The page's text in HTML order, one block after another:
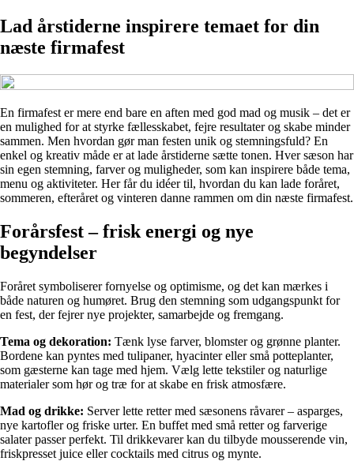
Lad årstiderne inspirere temaet for din
næste firmafest
En firmafest er mere end bare en aften med god mad og musik – det er
en mulighed for at styrke fællesskabet, fejre resultater og skabe minder
sammen. Men hvordan gør man festen unik og stemningsfuld? En
enkel og kreativ måde er at lade årstiderne sætte tonen. Hver sæson har
sin egen stemning, farver og muligheder, som kan inspirere både tema,
menu og aktiviteter. Her får du idéer til, hvordan du kan lade foråret,
sommeren, efteråret og vinteren danne rammen om din næste firmafest.
Forårsfest – frisk energi og nye
begyndelser
Foråret symboliserer fornyelse og optimisme, og det kan mærkes i
både naturen og humøret. Brug den stemning som udgangspunkt for
en fest, der fejrer nye projekter, samarbejde og fremgang.
Tema og dekoration: Tænk lyse farver, blomster og grønne planter.
Bordene kan pyntes med tulipaner, hyacinter eller små potteplanter,
som gæsterne kan tage med hjem. Vælg lette tekstiler og naturlige
materialer som hør og træ for at skabe en frisk atmosfære.
Mad og drikke: Server lette retter med sæsonens råvarer – asparges,
nye kartofler og friske urter. En buffet med små retter og farverige
salater passer perfekt. Til drikkevarer kan du tilbyde mousserende vin,
friskpresset juice eller cocktails med citrus og mynte.